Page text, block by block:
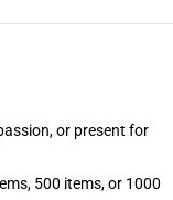
or present for
500 items, or 1000